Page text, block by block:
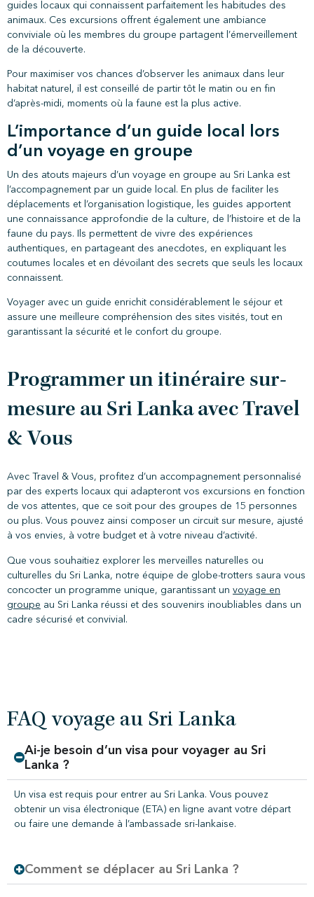
guides locaux qui connaissent parfaitement les habitudes des
animaux. Ces excursions offrent également une ambiance
conviviale où les membres du groupe partagent l’émerveillement
de la découverte.
Pour maximiser vos chances d’observer les animaux dans leur
habitat naturel, il est conseillé de partir tôt le matin ou en fin
d’après-midi, moments où la faune est la plus active.
L’importance d’un guide local lors
d’un voyage en groupe
Un des atouts majeurs d’un voyage en groupe au Sri Lanka est
l’accompagnement par un guide local. En plus de faciliter les
déplacements et l’organisation logistique, les guides apportent
une connaissance approfondie de la culture, de l’histoire et de la
faune du pays. Ils permettent de vivre des expériences
authentiques, en partageant des anecdotes, en expliquant les
coutumes locales et en dévoilant des secrets que seuls les locaux
connaissent.
Voyager avec un guide enrichit considérablement le séjour et
assure une meilleure compréhension des sites visités, tout en
garantissant la sécurité et le confort du groupe.
Programmer un itinéraire sur-
mesure au Sri Lanka avec Travel
& Vous
Avec Travel & Vous, profitez d’un accompagnement personnalisé
par des experts locaux qui adapteront vos excursions en fonction
de vos attentes, que ce soit pour des groupes de 15 personnes
ou plus. Vous pouvez ainsi composer un circuit sur mesure, ajusté
à vos envies, à votre budget et à votre niveau d’activité.
Que vous souhaitiez explorer les merveilles naturelles ou
culturelles du Sri Lanka, notre équipe de globe-trotters saura vous
concocter un programme unique, garantissant un voyage en
groupe au Sri Lanka réussi et des souvenirs inoubliables dans un
cadre sécurisé et convivial.
FAQ voyage au Sri Lanka
Ai-je besoin d’un visa pour voyager au Sri
Lanka ?
Un visa est requis pour entrer au Sri Lanka. Vous pouvez
obtenir un visa électronique (ETA) en ligne avant votre départ
ou faire une demande à l’ambassade sri-lankaise.
Comment se déplacer au Sri Lanka ?